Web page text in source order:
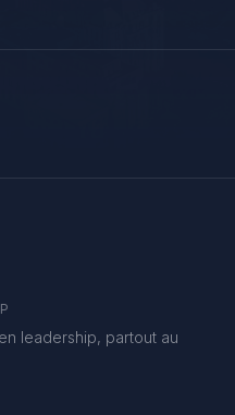
leadership, partout au